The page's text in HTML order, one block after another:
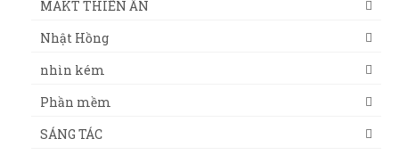
MAKT THIÊN ÂN
Nhật Hồng
nhìn kém
Phần mềm
SÁNG TÁC